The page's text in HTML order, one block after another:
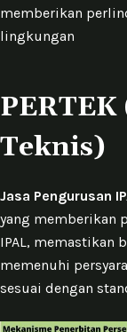
memberikan
lingkungan
Teknis)
Jasa Pengurusan
yang memberikan
IPAL, memastikan
memenuhi
sesuai dengan